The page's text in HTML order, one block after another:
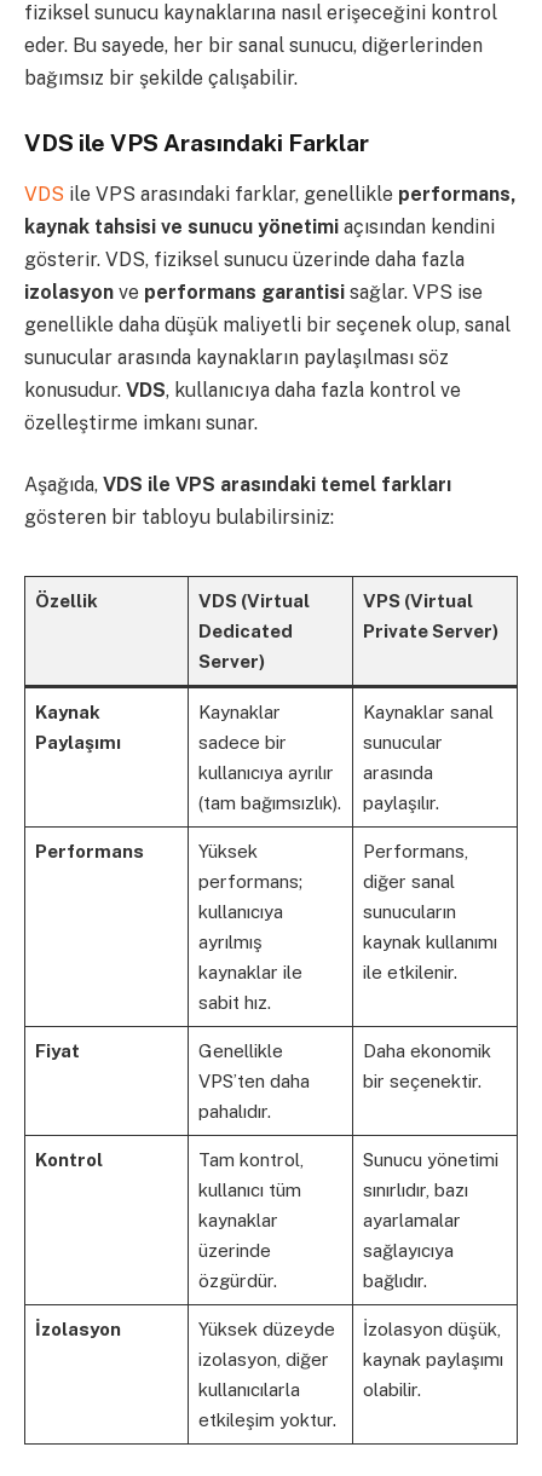
fiziksel sunucu kaynaklarına nasıl erişeceğini kontrol
eder. Bu sayede, her bir sanal sunucu, diğerlerinden
bağımsız bir şekilde çalışabilir.
VDS ile VPS Arasındaki Farklar
VDS ile VPS arasındaki farklar, genellikle performans,
kaynak tahsisi ve sunucu yönetimi açısından kendini
gösterir. VDS, fiziksel sunucu üzerinde daha fazla
izolasyon ve performans garantisi sağlar. VPS ise
genellikle daha düşük maliyetli bir seçenek olup, sanal
sunucular arasında kaynakların paylaşılması söz
konusudur. VDS, kullanıcıya daha fazla kontrol ve
özelleştirme imkanı sunar.
Aşağıda, VDS ile VPS arasındaki temel farkları
gösteren bir tabloyu bulabilirsiniz:
Özellik
VDS (Virtual
Dedicated
Server)
VPS (Virtual
Private Server)
Kaynak
Paylaşımı
Kaynaklar
sadece bir
kullanıcıya ayrılır
(tam bağımsızlık).
Kaynaklar sanal
sunucular
arasında
paylaşılır.
Performans
Yüksek
performans;
kullanıcıya
ayrılmış
kaynaklar ile
sabit hız.
Performans,
diğer sanal
sunucuların
kaynak kullanımı
ile etkilenir.
Fiyat
Genellikle
VPS’ten daha
pahalıdır.
Daha ekonomik
bir seçenektir.
Kontrol
Tam kontrol,
kullanıcı tüm
kaynaklar
üzerinde
özgürdür.
Sunucu yönetimi
sınırlıdır, bazı
ayarlamalar
sağlayıcıya
bağlıdır.
İzolasyon
Yüksek düzeyde
izolasyon, diğer
kullanıcılarla
etkileşim yoktur.
İzolasyon düşük,
kaynak paylaşımı
olabilir.